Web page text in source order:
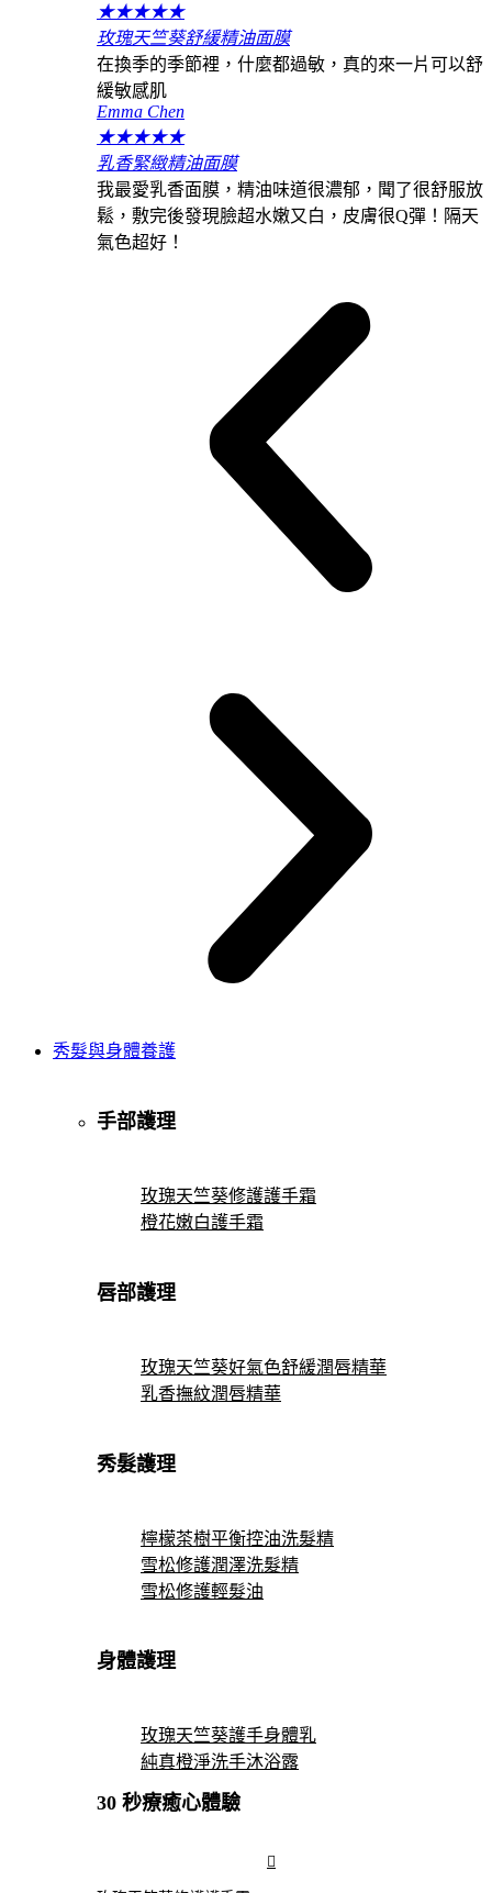
★★★★★
玫瑰天竺葵舒緩精油面膜
在換季的季節裡，什麼都過敏，真的來一片可以舒
緩敏感肌
Emma Chen
★★★★★
乳香緊緻精油面膜
我最愛乳香面膜，精油味道很濃郁，聞了很舒服放
鬆，敷完後發現臉超水嫩又白，皮膚很Q彈！隔天
氣色超好！
秀髮與身體養護
手部護理
玫瑰天竺葵修護護手霜
橙花嫩白護手霜
唇部護理
玫瑰天竺葵好氣色舒緩潤唇精華
乳香撫紋潤唇精華
秀髮護理
檸檬茶樹平衡控油洗髮精
雪松修護潤澤洗髮精
雪松修護輕髮油
身體護理
玫瑰天竺葵護手身體乳
純真橙淨洗手沐浴露
30 秒療癒心體驗